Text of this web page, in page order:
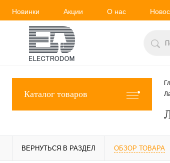
Новинки Акции О нас
Каталог товаров
ВЕРНУТЬСЯ В РАЗДЕЛ ОБЗОР ТОВАРА